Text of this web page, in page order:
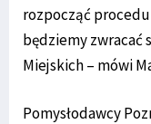
rozpocząć
będziemy zwracać
Miejskich – mówi
Pomysłodawcy